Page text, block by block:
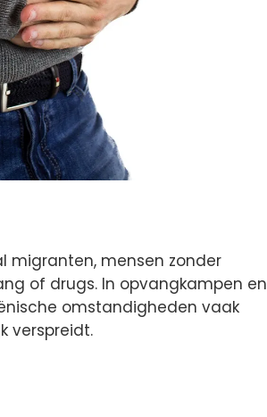
migranten, mensen zonder
of drugs. In opvangkampen en
omstandigheden vaak
verspreidt.